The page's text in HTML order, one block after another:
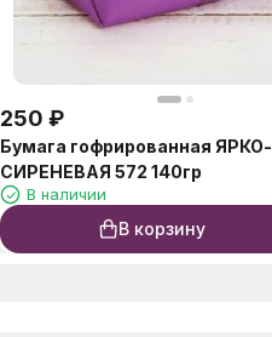
250 ₽
Бумага гофрированная ЯРКО-
СИРЕНЕВАЯ 572 140гр
В наличии
В корзину